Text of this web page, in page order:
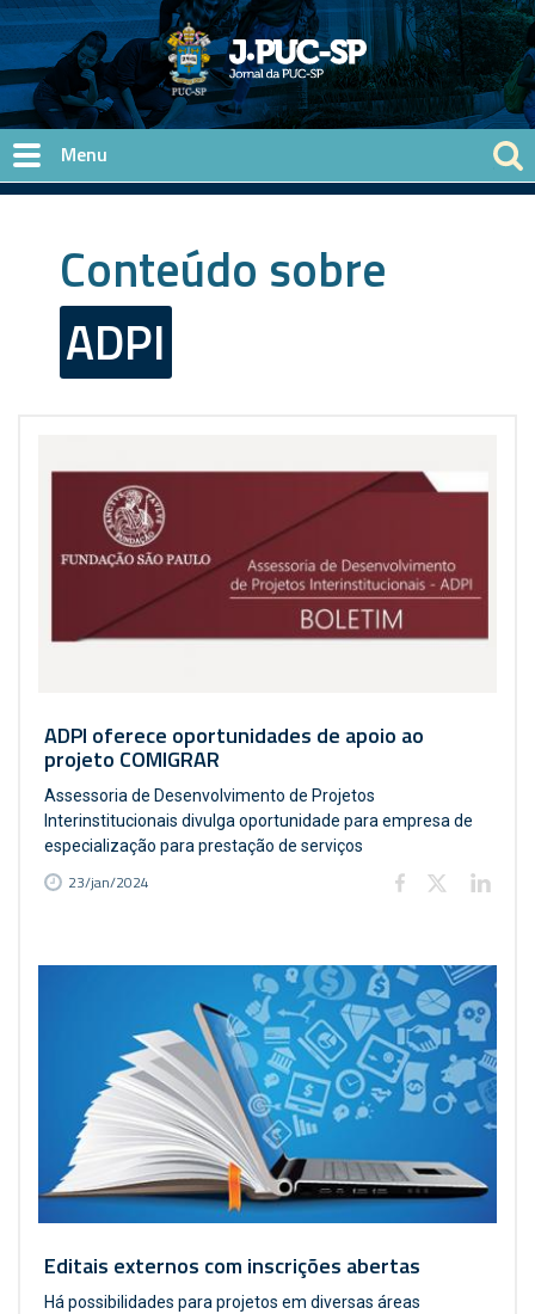
Pular para o conteúdo principal
Conteúdo sobre
ADPI
ADPI oferece oportunidades de apoio ao
projeto COMIGRAR
Assessoria de Desenvolvimento de Projetos
Interinstitucionais divulga oportunidade para empresa de
especialização para prestação de serviços
23/jan/2024
Editais externos com inscrições abertas
Há possibilidades para projetos em diversas áreas